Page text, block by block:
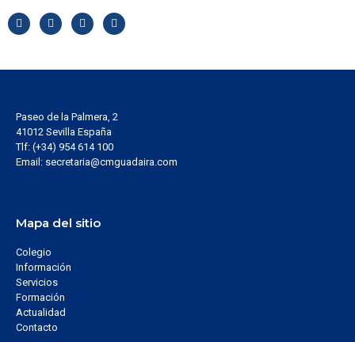
Paseo de la Palmera, 2
41012 Sevilla España
Tlf: (+34) 954 614 100
Email: secretaria@cmguadaira.com
Mapa del sitio
Colegio
Información
Servicios
Formación
Actualidad
Contacto